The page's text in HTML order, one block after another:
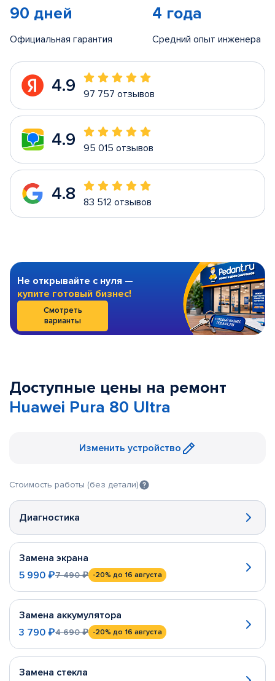
90 дней
Официальная гарантия
4 года
Средний опыт инженера
4.9 97 757 отзывов
4.9 95 015 отзывов
4.8 83 512 отзывов
Не открывайте с нуля —
купите готовый бизнес!
Смотреть
варианты
Доступные цены на ремонт
Huawei Pura 80 Ultra
Изменить устройство
Стоимость работы (без детали)
Диагностика
Замена экрана
5 990 ₽7 490 ₽ -20% до 16 августа
Замена аккумулятора
3 790 ₽4 690 ₽ -20% до 16 августа
Замена стекла